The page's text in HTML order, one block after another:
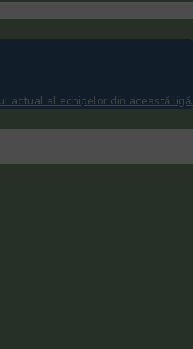
actual al echipelor din această ligă.